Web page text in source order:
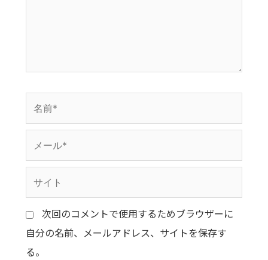
前
ー
*
イ
ト 次回のコメントで使用するためブラウザーに
自分の名前、メールアドレス、サイトを保存す
る。